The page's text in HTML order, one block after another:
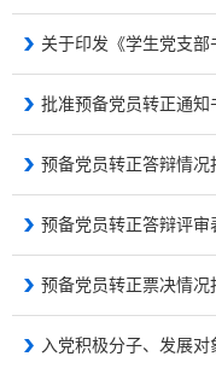
关于印发《学生党支
批准预备党员转正通知
预备党员转正答辩情况
预备党员转正答辩评审
预备党员转正票决情况
入党积极分子、发展